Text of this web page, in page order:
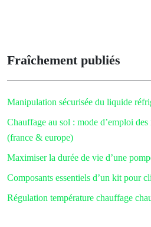
Fraîchement publiés
Manipulation sécurisée du liquide
Chauffage au sol : mode d’emploi
(france & europe)
Maximiser la durée de vie d’une
Composants essentiels d’un kit pour
Régulation température chauffage